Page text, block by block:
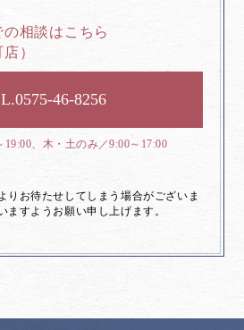
相談はこちら
）
0575-46-8256
19:00、木・土のみ／9:00～17:00
りお待たせしてしまう場合がございま
ますようお願い申し上げます。